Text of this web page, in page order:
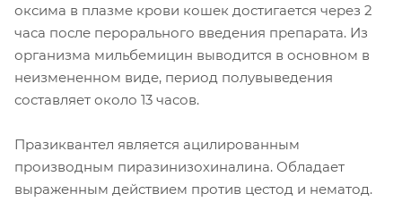
оксима в плазме крови кошек достигается через 2
часа после перорального введения препарата. Из
организма мильбемицин выводится в основном в
неизмененном виде, период полувыведения
составляет около 13 часов.
Празиквантел является ацилированным
производным пиразинизохиналина. Обладает
выраженным действием против цестод и нематод.